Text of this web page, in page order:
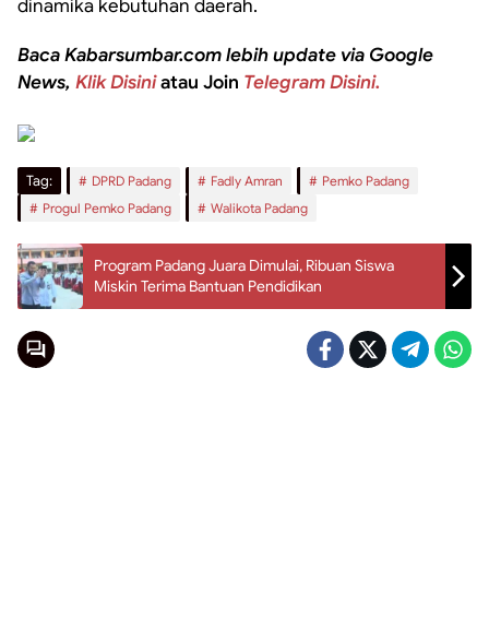
dinamika kebutuhan daerah.
Baca Kabarsumbar.com lebih update via Google
News, Klik Disiniatau Join Telegram Disini.
Tag: DPRD Padang Fadly Amran
Pemko Padang
Progul Pemko Padang
Walikota Padang
Program Padang Juara Dimulai, Ribuan Siswa
Miskin Terima Bantuan Pendidikan